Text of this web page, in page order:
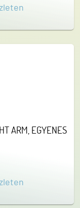
ARM, EGYENES